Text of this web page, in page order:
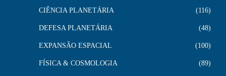
CIÊNCIA PLANETÁRIA 116
DEFESA PLANETÁRIA 48
EXPANSÃO ESPACIAL 100
FÍSICA & COSMOLOGIA 89